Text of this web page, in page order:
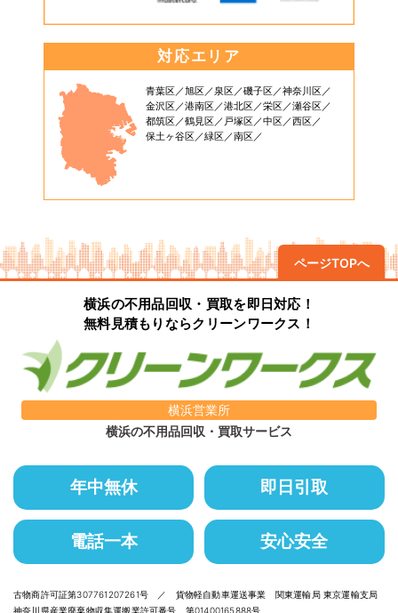
対応エリア
青葉区 旭区 泉区 磯子区
神奈川区
金沢区
港南区 港北区 栄区
瀬谷区
都筑区
鶴見区 戸塚区 中区
西区
保土ヶ谷区
緑区 南区
ページTOPへ
横浜の不用品回収・買取を即日対応！
無料見積もりならクリーンワークス！
横浜営業所
横浜の不用品回収・買取サービス
年中無休 即日引取
電話一本 安心安全
古物商許可証第307761207261号 ／ 貨物軽自動車運送事業 関東運輸局 東京運輸支局
神奈川県産業廃棄物収集運搬業許可番号 第01400165888号